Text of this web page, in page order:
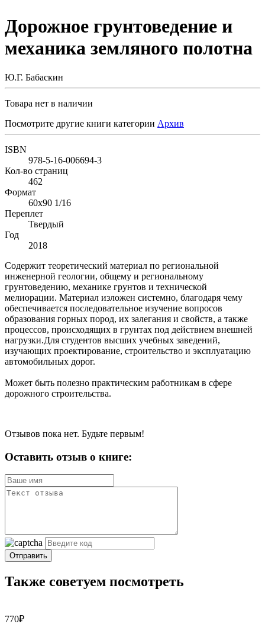
Дорожное грунтоведение и
механика земляного полотна
Ю.Г. Бабаскин
Товара нет в наличии
Посмотрите другие книги категории Архив
ISBN
978-5-16-006694-3
Кол-во страниц
462
Формат
60x90 1/16
Переплет
Твердый
Год
2018
Содержит теоретический материал по региональной
инженерной геологии, общему и региональному
грунтоведению, механике грунтов и технической
мелиорации. Материал изложен системно, благодаря чему
обеспечивается последовательное изучение вопросов
образования горных пород, их залегания и свойств, а также
процессов, происходящих в грунтах под действием внешней
нагрузки.Для студентов высших учебных заведений,
изучающих проектирование, строительство и эксплуатацию
автомобильных дорог.
Может быть полезно практическим работникам в сфере
дорожного строительства.
Отзывов пока нет. Будьте первым!
Оставить отзыв о книге:
Отправить
Также советуем посмотреть
770₽